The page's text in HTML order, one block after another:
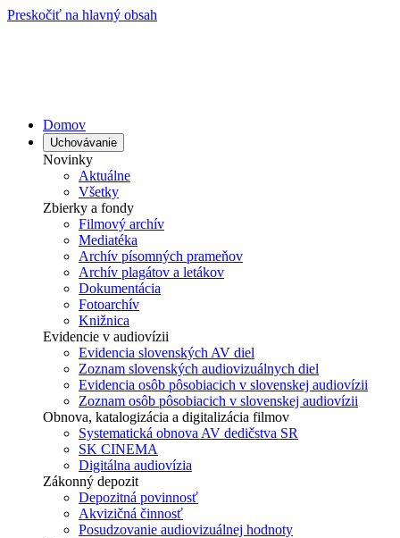
Preskočiť na hlavný obsah
Domov
Uchovávanie
Novinky
Aktuálne
Všetky
Zbierky a fondy
Filmový archív
Mediatéka
Archív písomných prameňov
Archív plagátov a letákov
Dokumentácia
Fotoarchív
Knižnica
Evidencie v audiovízii
Evidencia slovenských AV diel
Zoznam slovenských audiovizuálnych diel
Evidencia osôb pôsobiacich v slovenskej audiovízii
Zoznam osôb pôsobiacich v slovenskej audiovízii
Obnova, katalogizácia a digitalizácia filmov
Systematická obnova AV dedičstva SR
SK CINEMA
Digitálna audiovízia
Zákonný depozit
Depozitná povinnosť
Akvizičná činnosť
Posudzovanie audiovizuálnej hodnoty